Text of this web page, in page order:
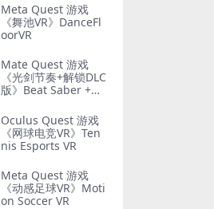
Meta Quest 游戏
《舞池VR》DanceFl
oorVR
Mate Quest 游戏
《光剑节奏+解锁DLC
版》Beat Saber +DL
Oculus Quest 游戏
《网球电竞VR》Ten
nis Esports VR
Meta Quest 游戏
《动感足球VR》Moti
on Soccer VR